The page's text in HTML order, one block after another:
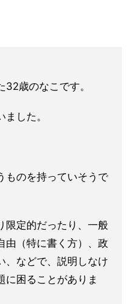
歳のなこです。
した。
ものを持っていそうで
限定的だったり、一般
由（特に書く方）、政
、などで、説明しなけ
に困ることがありま